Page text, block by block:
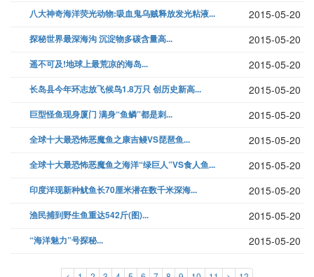
八大神奇海洋荧光动物:吸血鬼乌贼释放发光粘液... 2015-05-20
探秘世界最深海沟 沉淀物多碳含量高... 2015-05-20
遥不可及!地球上最荒凉的海岛... 2015-05-20
长岛县今年环志放飞候鸟1.8万只 创历史新高... 2015-05-20
巨型怪鱼现身厦门 满身“鱼鳞”都是刺... 2015-05-20
全球十大最恐怖恶魔鱼之康吉鳗VS琵琶鱼... 2015-05-20
全球十大最恐怖恶魔鱼之海洋“绿巨人”VS食人鱼... 2015-05-20
印度洋现新种鱿鱼长70厘米潜在数千米深海... 2015-05-20
渔民捕到野生鱼重达542斤(图)... 2015-05-20
“海洋魅力”号探秘... 2015-05-20